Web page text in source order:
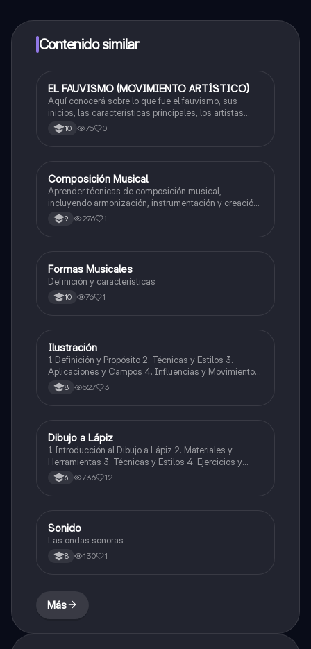
a determinadas funciones.
Contenido similar
Artes
EL FAUVISMO (MOVIMIENTO ARTÍSTICO)
Aquí conocerá sobre lo que fue el fauvismo, sus
inicios, las características principales, los artistas
destacados y su evolución y legado.
10 75 0
Artes
Composición Musical
Aprender técnicas de composición musical,
incluyendo armonización, instrumentación y creación
de melodías y arreglos.
9 276 1
Música
Formas Musicales
Definición y características
10 76 1
Artes
Ilustración
1. Definición y Propósito 2. Técnicas y Estilos 3.
Aplicaciones y Campos 4. Influencias y Movimientos
Artísticos 5. Ética en la Ilustración 6. Desarrollo
Profesional y Educativo 7. Ejemplos y Referencias
8 527 3
Artes
Dibujo a Lápiz
1. Introducción al Dibujo a Lápiz 2. Materiales y
Herramientas 3. Técnicas y Estilos 4. Ejercicios y
Prácticas Recomendadas 5. Inspiración y
Referencias 6. Proceso Creativo y Experimentación
6 736 12
Música
Sonido
Las ondas sonoras
8 130 1
Más